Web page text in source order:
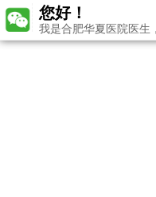
您好！
我是合肥华夏医院医生